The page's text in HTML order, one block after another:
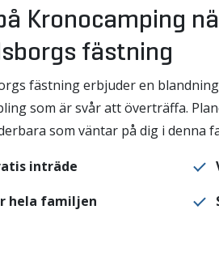
Kronocamping
fästning
fästning erbjuder en
som är svår att överträffa.
som väntar på dig i denna
inträde
hela familjen